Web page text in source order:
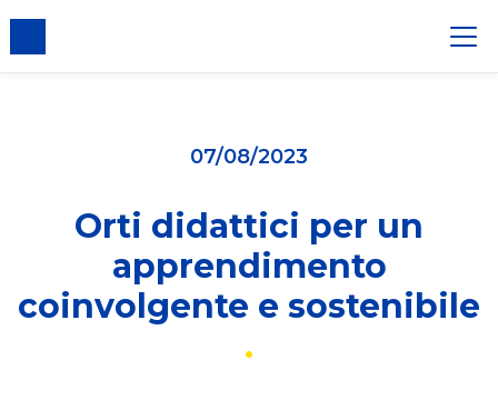
07/08/2023
Orti didattici per un
apprendimento
coinvolgente e sostenibile